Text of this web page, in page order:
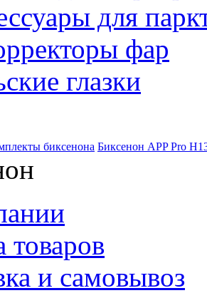
для
фар
глазки
биксенона Биксенон APP Pro
товаров
и самовывоз